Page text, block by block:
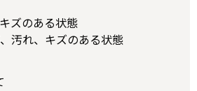
ズのある状態
汚れ、キズのある状態